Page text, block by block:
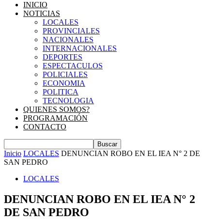
INICIO
NOTICIAS
LOCALES
PROVINCIALES
NACIONALES
INTERNACIONALES
DEPORTES
ESPECTACULOS
POLICIALES
ECONOMIA
POLITICA
TECNOLOGIA
QUIENES SOMOS?
PROGRAMACIÓN
CONTACTO
Inicio LOCALES DENUNCIAN ROBO EN EL IEA N° 2 DE
SAN PEDRO
LOCALES
DENUNCIAN ROBO EN EL IEA N° 2
DE SAN PEDRO